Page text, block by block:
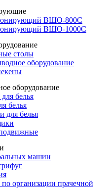
ВШО-800С
ВШО-1000С
столы
оборудование
оборудование
белья
белья
для белья
машин
организации прачечной